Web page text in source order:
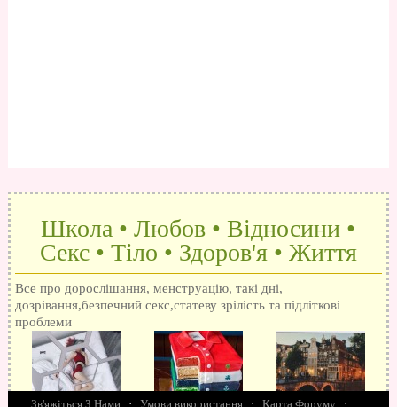
Школа • Любов • Відносини •
Секс • Тіло • Здоров'я • Життя
Все про дорослішання, менструацію, такі дні,
дозрівання,безпечний секс,статеву зрілість та підліткові
проблеми
Зв'яжіться З Нами · Умови використання · Карта Форуму ·